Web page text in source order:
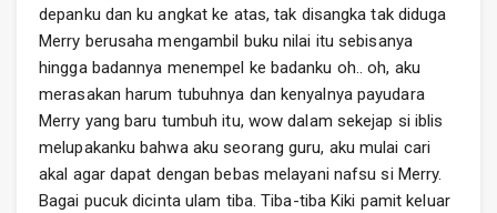
depanku dan ku angkat ke atas, tak disangka tak diduga
Merry berusaha mengambil buku nilai itu sebisanya
hingga badannya menempel ke badanku oh.. oh, aku
merasakan harum tubuhnya dan kenyalnya payudara
Merry yang baru tumbuh itu, wow dalam sekejap si iblis
melupakanku bahwa aku seorang guru, aku mulai cari
akal agar dapat dengan bebas melayani nafsu si Merry.
Bagai pucuk dicinta ulam tiba. Tiba-tiba Kiki pamit keluar